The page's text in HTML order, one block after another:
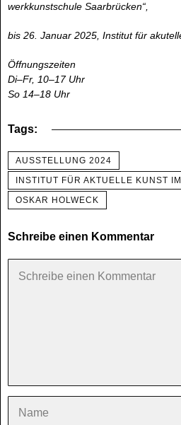
werkkunstschule Saarbrücken“,
bis 26. Januar 2025, Institut für
Öffnungszeiten
Di–Fr, 10–17 Uhr
So 14–18 Uhr
Tags:
AUSSTELLUNG 2024
INSTITUT FÜR AKTUELLE KUNST
OSKAR HOLWECK
Schreibe einen Kommentar